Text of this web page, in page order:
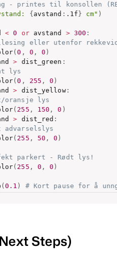
- printes til konsollen
{ avstand : .1f } cm" )
< 0 or avstand > 300 :
eller utenfor
(0 , 0 , 0 )
> dist_green :
lys
(0 , 255 , 0 )
> dist_yellow:
oransje lys
( 255 , 150 , 0 )
> dist_red :
advarselslys
( 255 , 50 , 0 )
parkert - Rødt lys!
( 255 , 0 , 0 )
(0.1 ) # Kort pause for å
Steps)